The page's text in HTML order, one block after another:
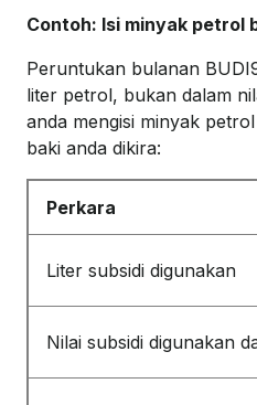
Contoh: Isi minyak petrol
Peruntukan bulanan
liter petrol, bukan dalam
anda mengisi minyak
baki anda dikira:
Perkara
Liter subsidi digunakan
Nilai subsidi digunakan